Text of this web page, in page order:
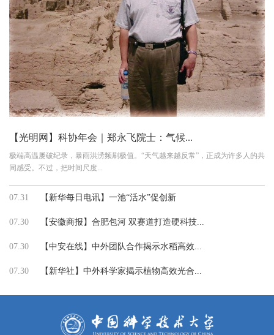
【光明网】科协年会｜郑永飞院士：气候...
极端高温屡破纪录，暴雨洪涝频刷极值。“天气越来越反常”，正成为许多人的共
同感受。不过，把时间尺度...
07.31 【新华每日电讯】一池“活水”促创新
07.30 【安徽商报】合肥包河 双赛道打造硬科技...
07.30 【中安在线】中外团队合作揭示水稻高效...
07.30 【新华社】中外科学家揭示植物高效光合...